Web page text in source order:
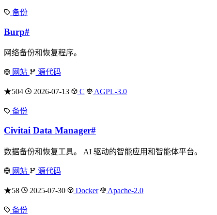
备份
Burp#
网络备份和恢复程序。
网站 源代码
★504 2026-07-13 C AGPL-3.0
备份
Civitai Data Manager#
数据备份和恢复工具。 AI 驱动的智能应用和智能体平台。
网站 源代码
★58 2025-07-30 Docker Apache-2.0
备份